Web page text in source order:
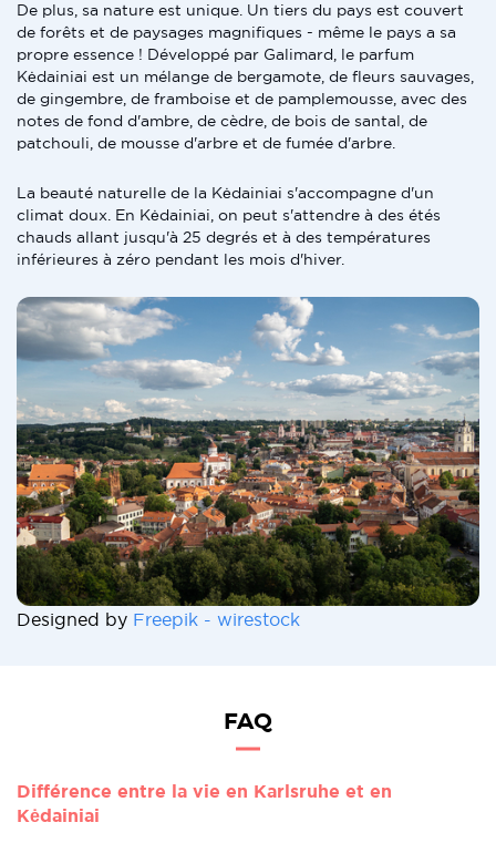
De plus, sa nature est unique. Un tiers du pays est couvert
de forêts et de paysages magnifiques - même le pays a sa
propre essence ! Développé par Galimard, le parfum
Kėdainiai est un mélange de bergamote, de fleurs sauvages,
de gingembre, de framboise et de pamplemousse, avec des
notes de fond d'ambre, de cèdre, de bois de santal, de
patchouli, de mousse d'arbre et de fumée d'arbre.
La beauté naturelle de la Kėdainiai s'accompagne d'un
climat doux. En Kėdainiai, on peut s'attendre à des étés
chauds allant jusqu'à 25 degrés et à des températures
inférieures à zéro pendant les mois d'hiver.
Designed by Freepik - wirestock
FAQ
Différence entre la vie en Karlsruhe et en
Kėdainiai